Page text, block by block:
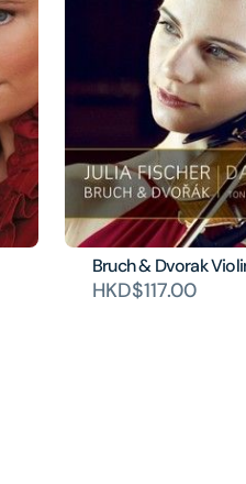
Bruch & Dvorak
HKD$117.00